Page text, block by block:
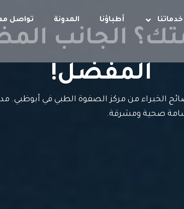
خدماتنا أطباؤنا المدونة تواصل
الجانب
المفضل!
الخبراء من مركز الصفوة الطبي في أبوظبي.
صحية ومشرقة.